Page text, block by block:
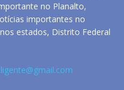
no Planalto,
importantes no
estados, Distrito Federal